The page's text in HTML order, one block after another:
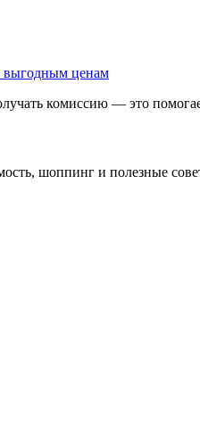
выгодным ценам
комиссию — это
шоппинг и полезные